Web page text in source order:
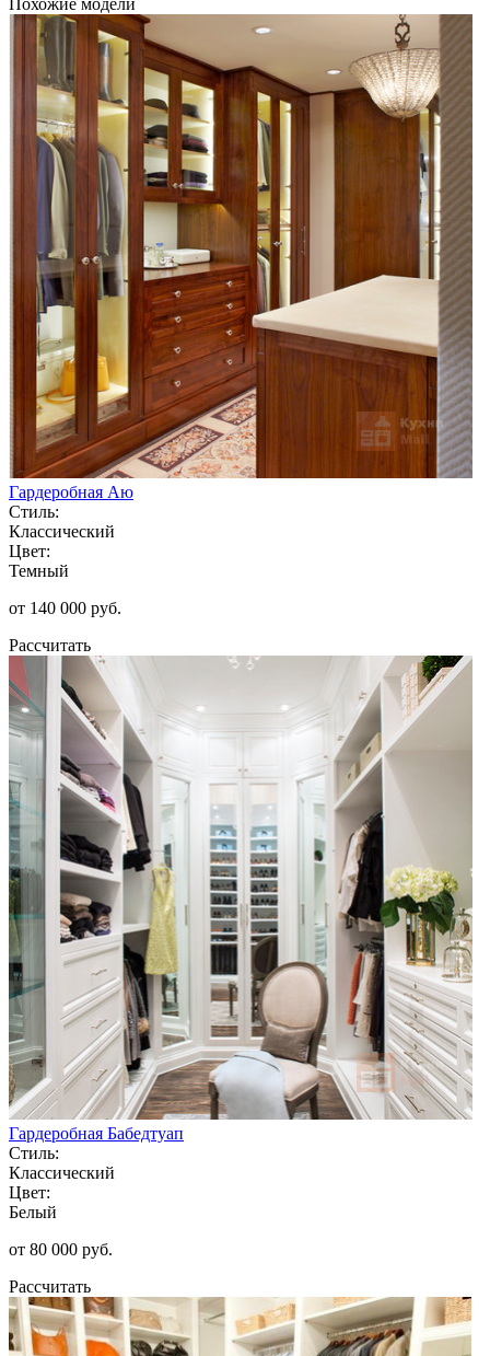
Гардеробная Аю
Стиль:
Классический
Цвет:
Темный
от 140 000 руб.
Рассчитать
Гардеробная Бабедтуап
Стиль:
Классический
Цвет:
Белый
от 80 000 руб.
Рассчитать